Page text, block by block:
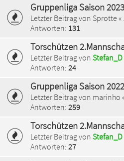
Gruppenliga Saison
Letzter Beitrag von Sprotte «
Antworten: 131
Torschützen
Letzter Beitrag von Stefan_D
Antworten: 24
Gruppenliga Saison
Letzter Beitrag von marinho
Antworten: 259
Torschützen
Letzter Beitrag von Stefan_D
Antworten: 27